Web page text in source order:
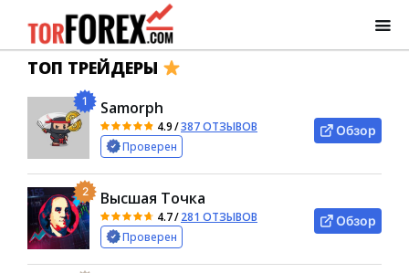
ТОП ТРЕЙДЕРЫ
1 Samorph
4.9/387 ОТЗЫВОВ
Проверен
Обзор
2 Высшая Точка
4.7/281 ОТЗЫВОВ
Проверен
Обзор